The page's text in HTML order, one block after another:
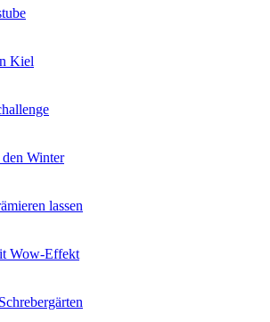
Kiel
Winter
lassen
Wow-Effekt